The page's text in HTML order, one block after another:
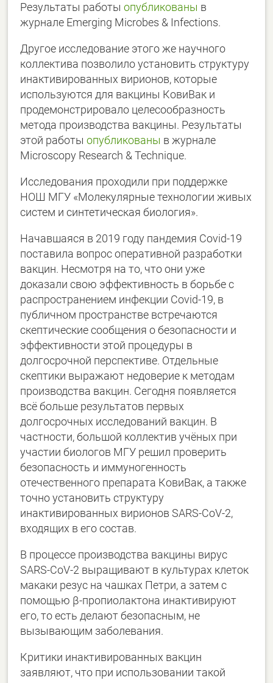
Результаты работыопубликованы в
журнале Emerging Microbes & Infections.
Другое исследование этого же научного
коллектива позволило установить структуру
инактивированных вирионов, которые
используются для вакцины КовиВак и
продемонстрировало целесообразность
метода производства вакцины. Результаты
этой работыопубликованы в журнале
Microscopy Research & Technique.
Исследования проходили при поддержке
НОШ МГУ «Молекулярные технологии живых
систем и синтетическая биология».
Начавшаяся в 2019 году пандемия Covid-19
поставила вопрос оперативной разработки
вакцин. Несмотря на то, что они уже
доказали свою эффективность в борьбе с
распространением инфекции Covid-19, в
публичном пространстве встречаются
скептические сообщения о безопасности и
эффективности этой процедуры в
долгосрочной перспективе. Отдельные
скептики выражают недоверие к методам
производства вакцин. Сегодня появляется
всё больше результатов первых
долгосрочных исследований вакцин. В
частности, большой коллектив учёных при
участии биологов МГУ решил проверить
безопасность и иммуногенность
отечественного препарата КовиВак, а также
точно установить структуру
инактивированных вирионов SARS-CoV-2,
входящих в его состав.
В процессе производства вакцины вирус
SARS-CoV-2 выращивают в культурах клеток
макаки резус на чашках Петри, а затем с
помощью β-пропиолактона инактивируют
его, то есть делают безопасным, не
вызывающим заболевания.
Критики инактивированных вакцин
заявляют, что при использовании такой